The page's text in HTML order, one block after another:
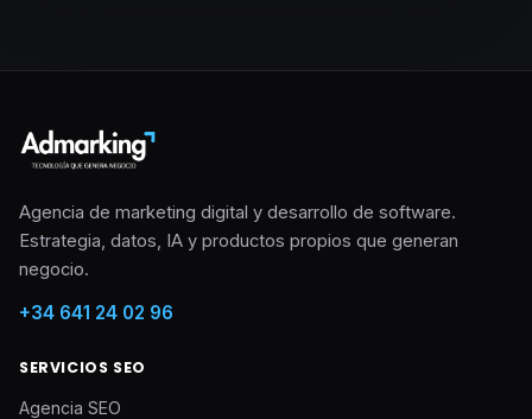
Agencia de marketing digital y desarrollo de software.
Estrategia, datos, IA y productos propios que generan
negocio.
+34 641 24 02 96
SERVICIOS SEO
Agencia SEO